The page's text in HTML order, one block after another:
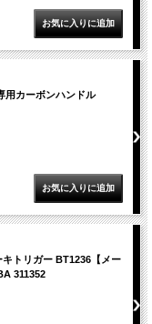
用カーボンハンドル
トリガー BT1236【メー
311352